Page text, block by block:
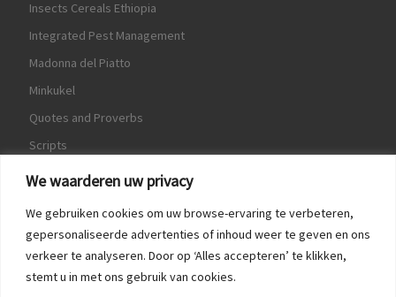
We waarderen uw privacy
We gebruiken cookies om uw browse-ervaring te verbeteren,
gepersonaliseerde advertenties of inhoud weer te geven en ons
verkeer te analyseren. Door op ‘Alles accepteren’ te klikken,
stemt u in met ons gebruik van cookies.
Insects Cereals Ethiopia
Integrated Pest Management
Madonna del Piatto
Minkukel
Quotes and Proverbs
Scripts
World Crops Database
Game